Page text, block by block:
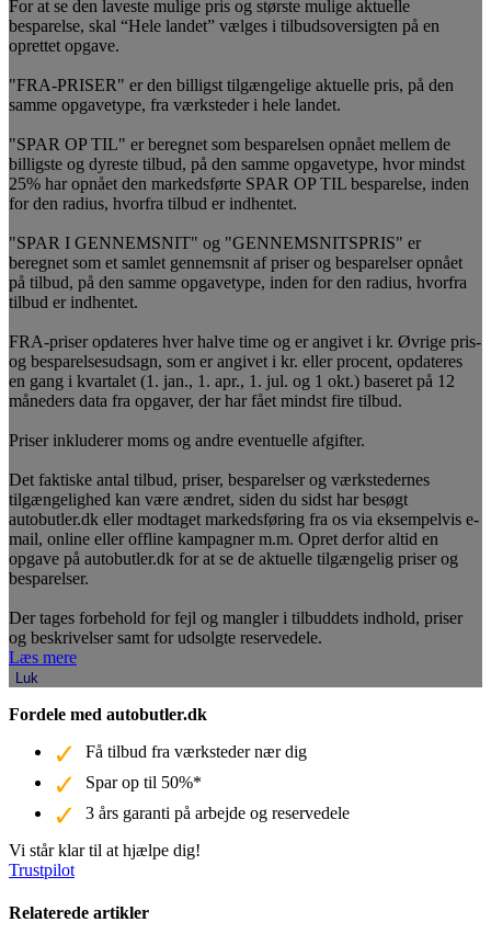
For at se den laveste mulige pris og største mulige aktuelle
besparelse, skal “Hele landet” vælges i tilbudsoversigten på en
oprettet opgave.
"FRA-PRISER" er den billigst tilgængelige aktuelle pris, på den
samme opgavetype, fra værksteder i hele landet.
"SPAR OP TIL" er beregnet som besparelsen opnået mellem de
billigste og dyreste tilbud, på den samme opgavetype, hvor mindst
25% har opnået den markedsførte SPAR OP TIL besparelse, inden
for den radius, hvorfra tilbud er indhentet.
"SPAR I GENNEMSNIT" og "GENNEMSNITSPRIS" er
beregnet som et samlet gennemsnit af priser og besparelser opnået
på tilbud, på den samme opgavetype, inden for den radius, hvorfra
tilbud er indhentet.
FRA-priser opdateres hver halve time og er angivet i kr. Øvrige pris-
og besparelsesudsagn, som er angivet i kr. eller procent, opdateres
en gang i kvartalet (1. jan., 1. apr., 1. jul. og 1 okt.) baseret på 12
måneders data fra opgaver, der har fået mindst fire tilbud.
Priser inkluderer moms og andre eventuelle afgifter.
Det faktiske antal tilbud, priser, besparelser og værkstedernes
tilgængelighed kan være ændret, siden du sidst har besøgt
autobutler.dk eller modtaget markedsføring fra os via eksempelvis e-
mail, online eller offline kampagner m.m. Opret derfor altid en
opgave på autobutler.dk for at se de aktuelle tilgængelig priser og
besparelser.
Der tages forbehold for fejl og mangler i tilbuddets indhold, priser
og beskrivelser samt for udsolgte reservedele.
Læs mere
Luk
Fordele med autobutler.dk
Få tilbud fra værksteder nær dig
Spar op til 50%*
3 års garanti på arbejde og reservedele
Vi står klar til at hjælpe dig!
Trustpilot
Relaterede artikler